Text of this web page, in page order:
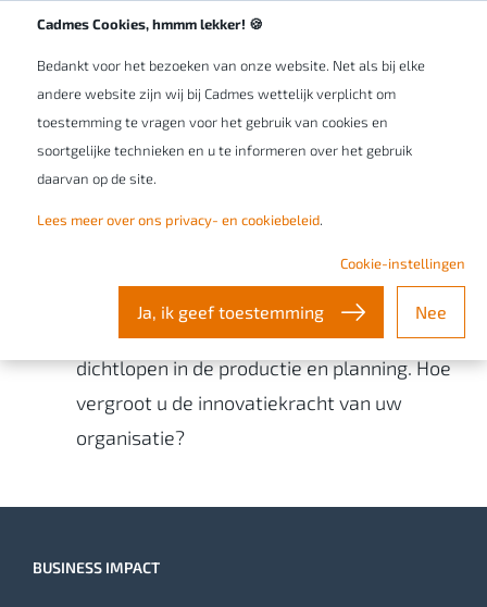
Cadmes Cookies, hmmm lekker! 🍪
Bedankt voor het bezoeken van onze website. Net als bij elke
andere website zijn wij bij Cadmes wettelijk verplicht om
toestemming te vragen voor het gebruik van cookies en
soortgelijke technieken en u te informeren over het gebruik
daarvan op de site.
Lees meer over ons privacy- en cookiebeleid.
Cookie-instellingen
Ja, ik geef toestemming Nee
Werken bij Cadmes
Uw organisatie Uitdagingen Geen tijd voor innovatie
Geen tijd voor innovatie
Veel maakbedrijven geven aan geen tijd te
hebben voor innovatie en
productontwikkeling. Redenen hiervoor zijn
vaak: druk met de waan van de dag,
afhandelen lopende orders en gaten
dichtlopen in de productie en planning. Hoe
vergroot u de innovatiekracht van uw
organisatie?
BUSINESS IMPACT